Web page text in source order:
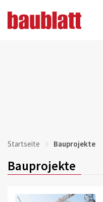
Startseite Bauprojekte
Bauprojekte